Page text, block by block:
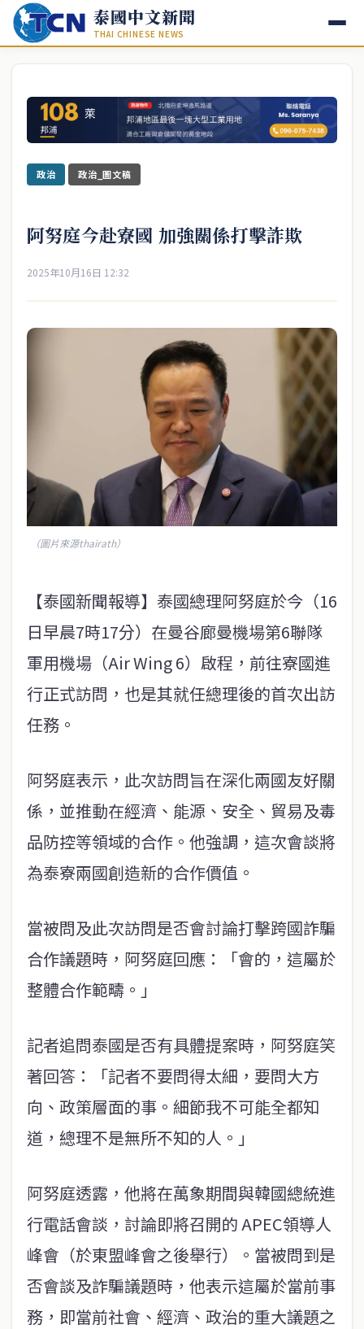
泰國中文新聞
THAI CHINESE NEWS
政治 政治_圖文稿
阿努庭今赴寮國 加強關係打擊詐欺
2025年10月16日 12:32
（圖片來源thairath）
【泰國新聞報導】泰國總理阿努庭於今（16
日早晨7時17分）在曼谷廊曼機場第6聯隊
軍用機場（Air Wing 6）啟程，前往寮國進
行正式訪問，也是其就任總理後的首次出訪
任務。
阿努庭表示，此次訪問旨在深化兩國友好關
係，並推動在經濟、能源、安全、貿易及毒
品防控等領域的合作。他強調，這次會談將
為泰寮兩國創造新的合作價值。
當被問及此次訪問是否會討論打擊跨國詐騙
合作議題時，阿努庭回應：「會的，這屬於
整體合作範疇。」
記者追問泰國是否有具體提案時，阿努庭笑
著回答：「記者不要問得太細，要問大方
向、政策層面的事。細節我不可能全都知
道，總理不是無所不知的人。」
阿努庭透露，他將在萬象期間與韓國總統進
行電話會談，討論即將召開的 APEC領導人
峰會（於東盟峰會之後舉行）。當被問到是
否會談及詐騙議題時，他表示這屬於當前事
務，即當前社會、經濟、政治的重大議題之